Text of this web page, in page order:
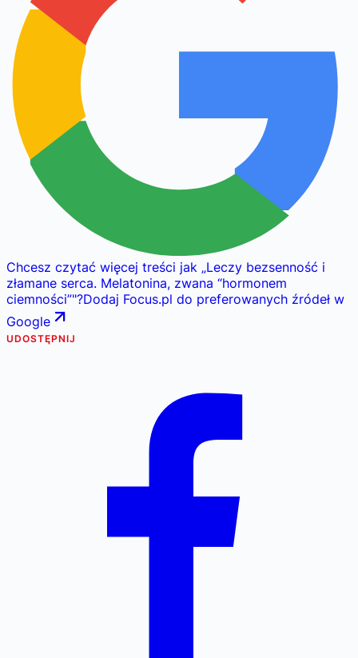
Chcesz czytać więcej treści jak „Leczy bezsenność i
złamane serca. Melatonina, zwana “hormonem
ciemności”"?Dodaj Focus.pl do preferowanych źródeł w
Google
UDOSTĘPNIJ